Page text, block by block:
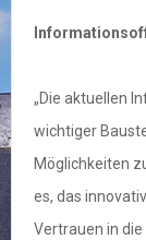
„Die aktuellen
wichtiger
Möglichkeiten
es, das
Vertrauen in